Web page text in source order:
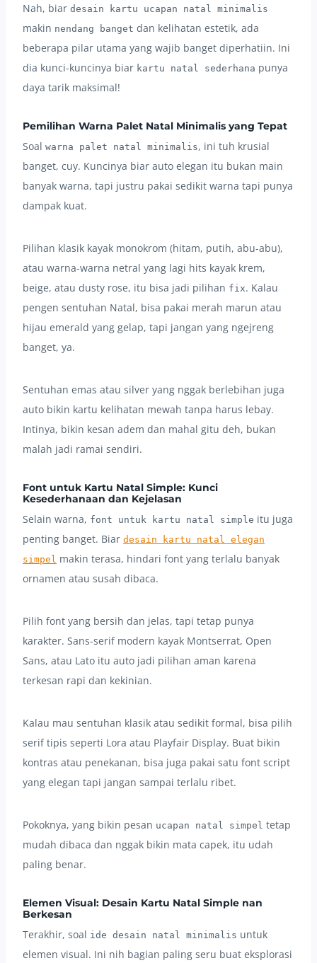
Nah, biar desain kartu ucapan natal minimalis
makin nendang banget dan kelihatan estetik, ada
beberapa pilar utama yang wajib banget diperhatiin. Ini
dia kunci-kuncinya biar kartu natal sederhana punya
daya tarik maksimal!
Pemilihan Warna Palet Natal Minimalis yang Tepat
Soal warna palet natal minimalis, ini tuh krusial
banget, cuy. Kuncinya biar auto elegan itu bukan main
banyak warna, tapi justru pakai sedikit warna tapi punya
dampak kuat.
Pilihan klasik kayak monokrom (hitam, putih, abu-abu),
atau warna-warna netral yang lagi hits kayak krem,
beige, atau dusty rose, itu bisa jadi pilihan fix. Kalau
pengen sentuhan Natal, bisa pakai merah marun atau
hijau emerald yang gelap, tapi jangan yang ngejreng
banget, ya.
Sentuhan emas atau silver yang nggak berlebihan juga
auto bikin kartu kelihatan mewah tanpa harus lebay.
Intinya, bikin kesan adem dan mahal gitu deh, bukan
malah jadi ramai sendiri.
Font untuk Kartu Natal Simple: Kunci
Kesederhanaan dan Kejelasan
Selain warna, font untuk kartu natal simple itu juga
penting banget. Biar desain kartu natal elegan
simpel makin terasa, hindari font yang terlalu banyak
ornamen atau susah dibaca.
Pilih font yang bersih dan jelas, tapi tetap punya
karakter. Sans-serif modern kayak Montserrat, Open
Sans, atau Lato itu auto jadi pilihan aman karena
terkesan rapi dan kekinian.
Kalau mau sentuhan klasik atau sedikit formal, bisa pilih
serif tipis seperti Lora atau Playfair Display. Buat bikin
kontras atau penekanan, bisa juga pakai satu font script
yang elegan tapi jangan sampai terlalu ribet.
Pokoknya, yang bikin pesan ucapan natal simpel tetap
mudah dibaca dan nggak bikin mata capek, itu udah
paling benar.
Elemen Visual: Desain Kartu Natal Simple nan
Berkesan
Terakhir, soal ide desain natal minimalis untuk
elemen visual. Ini nih bagian paling seru buat eksplorasi